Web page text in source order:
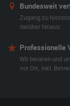
Bundesweit
Zugang zu
darüber hinaus.
Professionelle
Wir beraten und
vor Ort, inkl.